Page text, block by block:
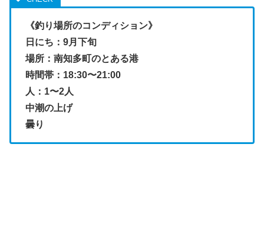
《釣り場所のコンディション》
日にち：9月下旬
場所：南知多町のとある港
時間帯：18:30〜21:00
人：1〜2人
中潮の上げ
曇り